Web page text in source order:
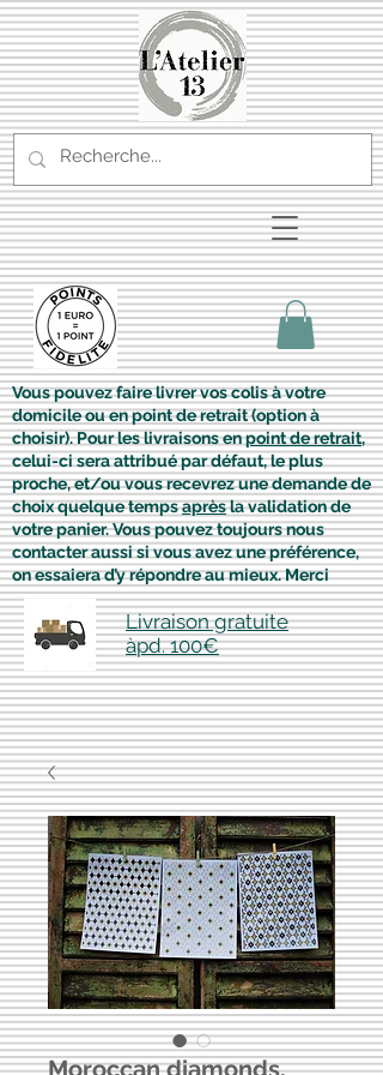
Vous pouvez faire livrer vos colis à votre
domicile ou en point de retrait (option à
choisir). Pour les livraisons enpoint de retrait,
celui-ci sera attribué par défaut, le plus
proche, et/ou vous recevrez une demande de
choix quelque tempsaprèsla validation de
votre panier. Vous pouvez toujours nous
contacter aussi si vous avez une préférence,
on essaiera d’y répondre au mieux. Merci
Livraison gratuite
àpd. 100€
Moroccan diamonds,